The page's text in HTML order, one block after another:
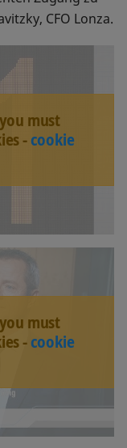
CFO Lonza.
must
-cookie
must
-cookie